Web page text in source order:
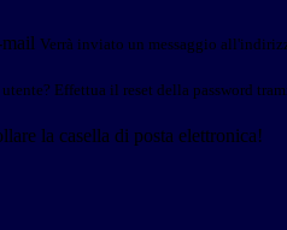
Verrà inviato un messaggio
Effettua il reset della password
la casella di posta elettronica!